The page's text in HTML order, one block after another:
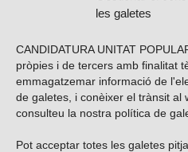
les galetes
CANDIDATURA UNITAT
pròpies i de tercers amb finalitat
emmagatzemar informació de
de galetes, i conèixer el trànsit al
consulteu la nostra política de
Pot acceptar totes les galetes